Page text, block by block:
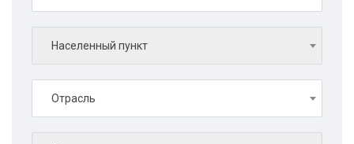
Населенный пункт
Отрасль